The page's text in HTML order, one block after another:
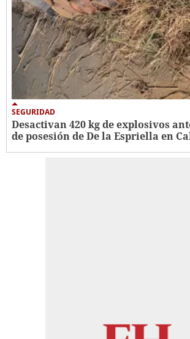
SEGURIDAD
Desactivan 420 kg de explosivos
de posesión de De la Espriella en